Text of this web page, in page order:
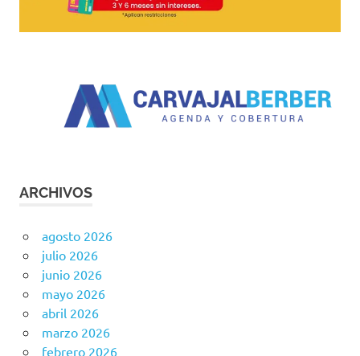
ARCHIVOS
agosto 2026
julio 2026
junio 2026
mayo 2026
abril 2026
marzo 2026
febrero 2026